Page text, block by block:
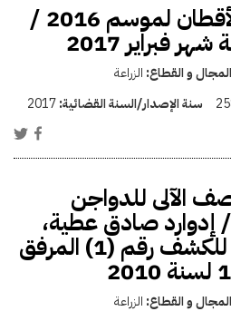
مد فترة حليج الأقطان لموسم 2016 /
المجال و القطاع: الزراعة
سنة الإصدار/السنة القضائية:2017
الآلى للدواجن
إدوارد صادق عطية،
بمحافظة المنيا للكشف رقم (1) المرفق
المجال و القطاع: الزراعة